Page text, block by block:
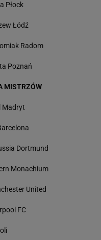
Płock
Łódź
Radom
Poznań
MISTRZÓW
Madryt
Dortmund
Monachium
United
FC